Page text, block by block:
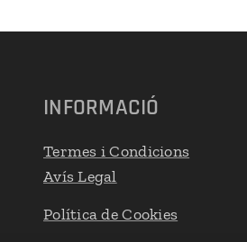
INFORMACIÓ
Termes i Condicions
Avís Legal
Política de Cookies